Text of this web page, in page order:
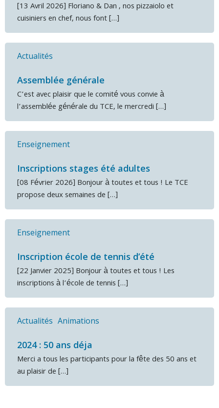
[13 Avril 2026] Floriano & Dan , nos pizzaiolo et
cuisiniers en chef, nous font […]
Actualités
Assemblée générale
C’est avec plaisir que le comité vous convie à
l’assemblée générale du TCE, le mercredi […]
Enseignement
Inscriptions stages été adultes
[08 Février 2026] Bonjour à toutes et tous ! Le TCE
propose deux semaines de […]
Enseignement
Inscription école de tennis d’été
[22 Janvier 2025] Bonjour à toutes et tous ! Les
inscriptions à l’école de tennis […]
Actualités Animations
2024 : 50 ans déja
Merci a tous les participants pour la fête des 50 ans et
au plaisir de […]